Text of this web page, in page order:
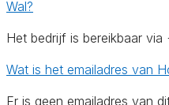
Wal?
Het bedrijf is bereikbaar via
Wat is het emailadres van
Er is geen emailadres van